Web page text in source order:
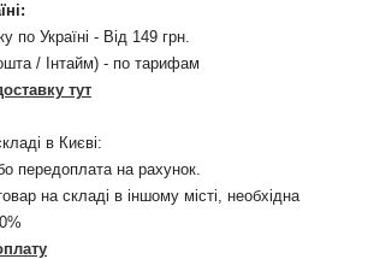
по Україні - Від 149 грн.
/ Інтайм) - по тарифам
тут
в Києві:
передоплата на рахунок.
на складі в іншому місті, необхідна